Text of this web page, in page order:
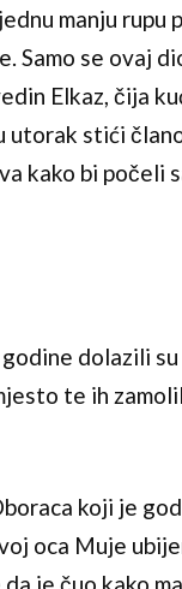
manju rupu
Samo se ovaj
Elkaz, čija
utorak stići
kako bi počeli
dolazili
te ih
koji je
oca Muje
je čuo kako